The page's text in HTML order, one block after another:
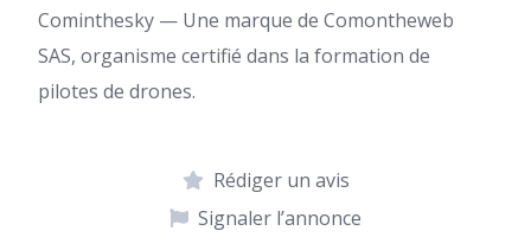
Cominthesky — Une marque de Comontheweb
SAS, organisme certifié dans la formation de
pilotes de drones.
Rédiger un avis
Signaler l’annonce